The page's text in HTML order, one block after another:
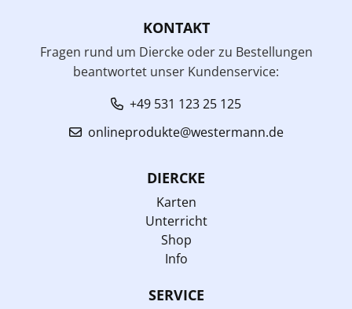
KONTAKT
Fragen rund um Diercke oder zu Bestellungen
beantwortet unser Kundenservice:
+49 531 123 25 125
onlineprodukte@westermann.de
DIERCKE
Karten
Unterricht
Shop
Info
SERVICE